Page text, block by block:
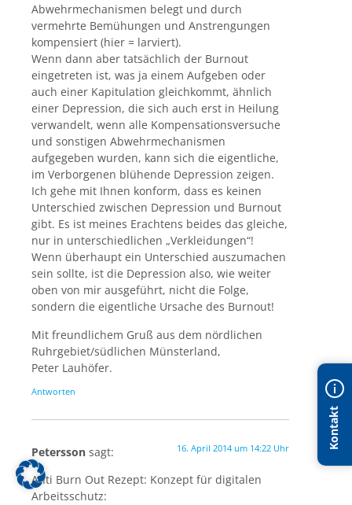
Kontakt
Abwehrmechanismen belegt und durch
vermehrte Bemühungen und Anstrengungen
kompensiert (hier = larviert).
Wenn dann aber tatsächlich der Burnout
eingetreten ist, was ja einem Aufgeben oder
auch einer Kapitulation gleichkommt, ähnlich
einer Depression, die sich auch erst in Heilung
verwandelt, wenn alle Kompensationsversuche
und sonstigen Abwehrmechanismen
aufgegeben wurden, kann sich die eigentliche,
im Verborgenen blühende Depression zeigen.
Ich gehe mit Ihnen konform, dass es keinen
Unterschied zwischen Depression und Burnout
gibt. Es ist meines Erachtens beides das gleiche,
nur in unterschiedlichen „Verkleidungen“!
Wenn überhaupt ein Unterschied auszumachen
sein sollte, ist die Depression also, wie weiter
oben von mir ausgeführt, nicht die Folge,
sondern die eigentliche Ursache des Burnout!
Mit freundlichem Gruß aus dem nördlichen
Ruhrgebiet/südlichen Münsterland,
Peter Lauhöfer.
Antworten
Petersson sagt: 16. April 2014 um 14:22 Uhr
Anti Burn Out Rezept: Konzept für digitalen
Arbeitsschutz: